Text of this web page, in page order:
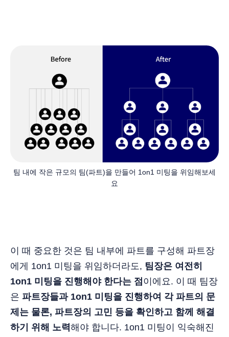
팀 내에 작은 규모의 팀(파트)을 만들어 1on1 미팅을 위임해보세
요
이 때 중요한 것은 팀 내부에 파트를 구성해 파트장
에게 1on1 미팅을 위임하더라도, 팀장은 여전히
1on1 미팅을 진행해야 한다는 점 이에요. 이 때 팀장
은 파트장들과 1on1 미팅을 진행하여 각 파트의 문
제는 물론, 파트장의 고민 등을 확인하고 함께 해결
하기 위해 노력해야 합니다. 1on1 미팅이 익숙해진